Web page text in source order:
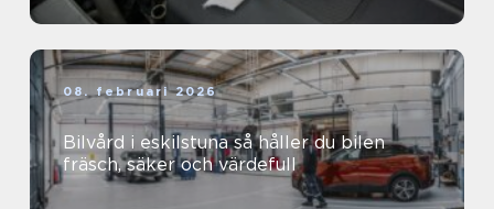
08. februari 2026
Bilvård i eskilstuna så håller du bilen
fräsch, säker och värdefull